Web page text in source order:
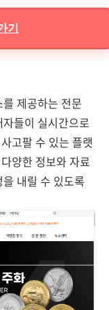
기
제공하는 전문
들이 실시간으로
고팔 수 있는 플랫
양한 정보와 자료
내릴 수 있도록